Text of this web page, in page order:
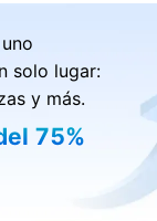
solo lugar:
y más.
75%